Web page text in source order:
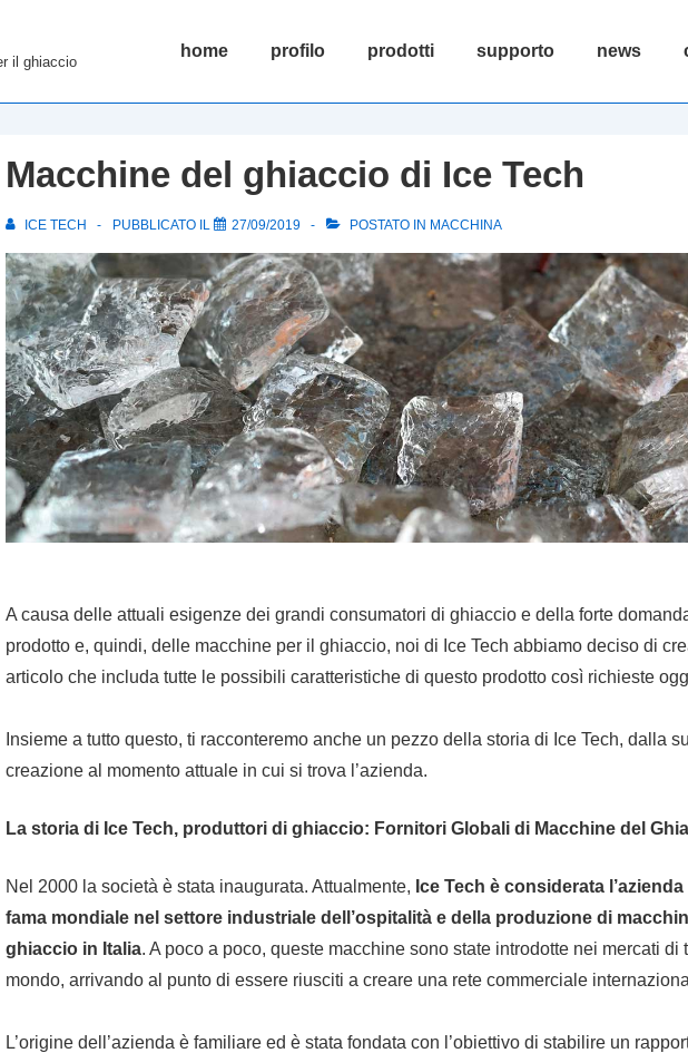
il ghiaccio
Menu
home profilo prodotti supporto news
Macchine del ghiaccio di Ice Tech
ICE TECH PUBBLICATO IL 27/09/2019 POSTATO IN MACCHINA
A causa delle attuali esigenze dei grandi consumatori di ghiaccio e della forte
prodotto e, quindi, delle macchine per il ghiaccio, noi di Ice Tech abbiamo deciso di
articolo che includa tutte le possibili caratteristiche di questo prodotto così richieste
Insieme a tutto questo, ti racconteremo anche un pezzo della storia di Ice Tech, dalla
creazione al momento attuale in cui si trova l’azienda.
La storia di Ice Tech, produttori di ghiaccio: Fornitori Globali di Macchine del
Nel 2000 la società è stata inaugurata. Attualmente, Ice Tech è considerata
fama mondiale nel settore industriale dell’ospitalità e della produzione di
ghiaccio in Italia. A poco a poco, queste macchine sono state introdotte nei mercati di
mondo, arrivando al punto di essere riusciti a creare una rete commerciale
L’origine dell’azienda è familiare ed è stata fondata con l’obiettivo di stabilire un